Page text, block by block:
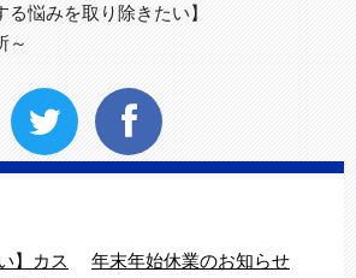
悩みを取り除きたい】
～
】カス
年末年始休業のお知らせ